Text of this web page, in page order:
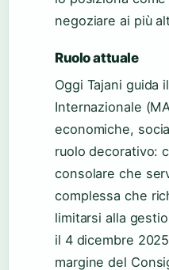
negoziare ai più
Ruolo attuale
Oggi Tajani guida
Internazionale
economiche,
ruolo decorativo:
consolare che
complessa che
limitarsi alla
il 4 dicembre
margine del